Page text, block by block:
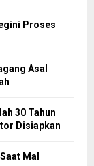
Proses
Asal
30 Tahun
Disiapkan
Mal